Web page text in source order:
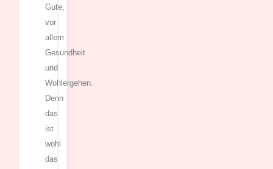
Gute,
vor
allem
Gesundheit
und
Wohlergehen.
Denn
das
ist
wohl
das